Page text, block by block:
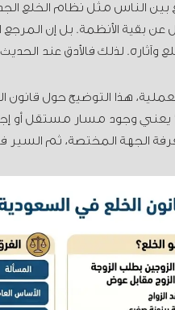
بين الناس مثل نظام الخلع
عن بقية الأنظمة. بل إن
وآثاره. لذلك فالأدق عند
هذا التوضيح حول
وجود مسار مستقل أو
الجهة المختصة، ثم